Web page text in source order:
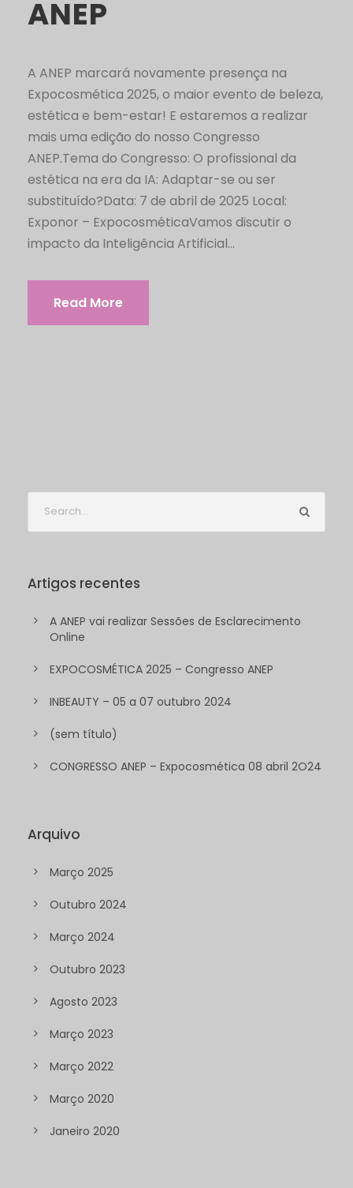
ANEP
A ANEP marcará novamente presença na
Expocosmética 2025, o maior evento de beleza,
estética e bem-estar! E estaremos a realizar
mais uma edição do nosso Congresso
ANEP.Tema do Congresso: O profissional da
estética na era da IA: Adaptar-se ou ser
substituído?Data: 7 de abril de 2025 Local:
Exponor – ExpocosméticaVamos discutir o
impacto da Inteligência Artificial...
Read More
Artigos recentes
A ANEP vai realizar Sessões de Esclarecimento
Online
EXPOCOSMÉTICA 2025 – Congresso ANEP
INBEAUTY – 05 a 07 outubro 2024
(sem título)
CONGRESSO ANEP – Expocosmética 08 abril 2O24
Arquivo
Março 2025
Outubro 2024
Março 2024
Outubro 2023
Agosto 2023
Março 2023
Março 2022
Março 2020
Janeiro 2020